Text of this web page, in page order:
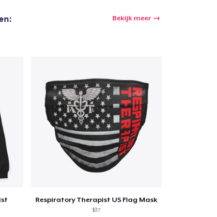
Bekijk meer
Respiratory Therapist US Flag Mask
$37